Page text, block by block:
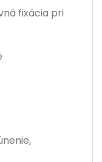
fixácia pri